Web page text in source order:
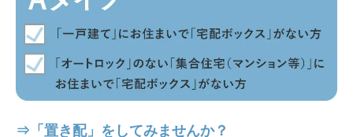
⇒「置き配」をしてみませんか？